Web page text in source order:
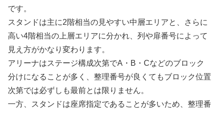
です。
スタンドは主に2階相当の見やすい中層エリアと、さらに
高い4階相当の上層エリアに分かれ、列や扉番号によって
見え方がかなり変わります。
アリーナはステージ構成次第でA・B・Cなどのブロック
分けになることが多く、整理番号が良くてもブロック位置
次第では必ずしも最前とは限りません。
一方、スタンドは座席指定であることが多いため、整理番